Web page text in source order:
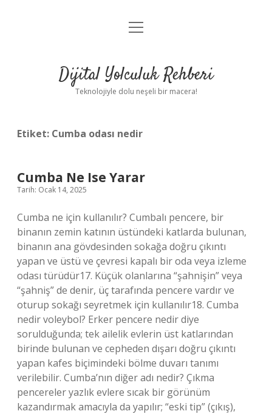
Anasayfa
Yasal Uyarı
menüyü
Dijital Yolculuk Rehberi
Teknolojiyle dolu neşeli bir macera!
Etiket: Cumba odası nedir
Cumba Ne Ise Yarar
Tarih: Ocak 14, 2025
Cumba ne için kullanılır? Cumbalı pencere, bir
binanın zemin katının üstündeki katlarda bulunan,
binanın ana gövdesinden sokağa doğru çıkıntı
yapan ve üstü ve çevresi kapalı bir oda veya izleme
odası türüdür17. Küçük olanlarına “şahnişin” veya
“şahniş” de denir, üç tarafında pencere vardır ve
oturup sokağı seyretmek için kullanılır18. Cumba
nedir voleybol? Erker pencere nedir diye
sorulduğunda; tek ailelik evlerin üst katlarından
birinde bulunan ve cepheden dışarı doğru çıkıntı
yapan kafes biçimindeki bölme duvarı tanımı
verilebilir. Cumba’nın diğer adı nedir? Çıkma
pencereler yazlık evlere sıcak bir görünüm
kazandırmak amacıyla da yapılır; “eski tip” (çıkış),